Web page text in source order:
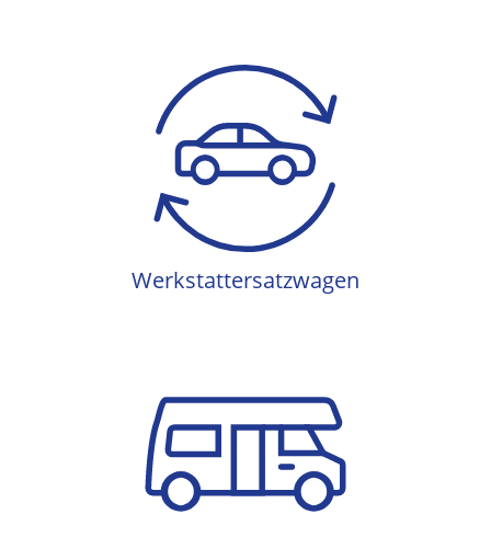
Werkstattersatzwagen
Werkstattersatzwagen
Unfallinstandsetzung